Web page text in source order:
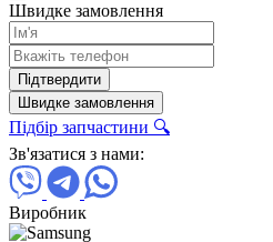
Швидке замовлення
Підтвердити
Швидке замовлення
Підбір запчастини 🔍
Зв'язатися з нами:
Виробник